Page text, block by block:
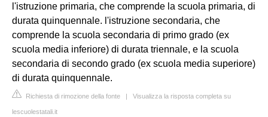
l'istruzione primaria, che comprende la scuola primaria, di
durata quinquennale. l'istruzione secondaria, che
comprende la scuola secondaria di primo grado (ex
scuola media inferiore) di durata triennale, e la scuola
secondaria di secondo grado (ex scuola media superiore)
di durata quinquennale.
Richiesta di rimozione della fonte | Visualizza la risposta completa su
lescuolestatali.it